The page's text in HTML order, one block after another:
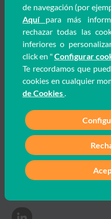
Portal de clientes
Información
Política de privacidad
Mapa web
Política de cookies
Política integrada
Guía buenas prácticas
Declaración de accesibilidad
Canal Interno
de navegación (por
Aquí para más
rechazar todas las
inferiores o
click en "Configurar
Te recordamos que
cookies en cualquier
de Cookies